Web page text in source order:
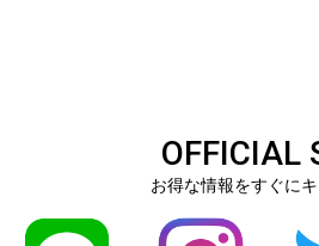
OFFICIAL
お得な情報をすぐにキ